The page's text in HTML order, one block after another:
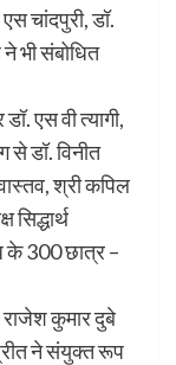
चांदपुरी, डॉ.
ने भी संबोधित
एस वी त्यागी,
से डॉ. विनीत
श्री कपिल
के 300 छात्र –
राजेश कुमार दुबे
ने संयुक्त रूप